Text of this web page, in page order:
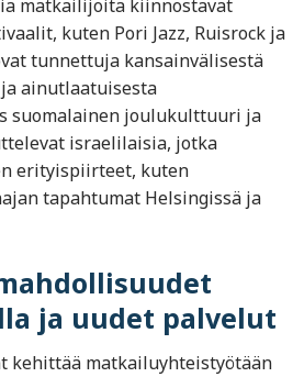
matkailijoita kiinnostavat
kuten Pori Jazz, Ruisrock ja
tunnettuja kansainvälisestä
ainutlaatuisesta
suomalainen joulukulttuuri ja
israelilaisia, jotka
erityispiirteet, kuten
tapahtumat Helsingissä ja
ja uudet palvelut
kehittää matkailuyhteistyötään